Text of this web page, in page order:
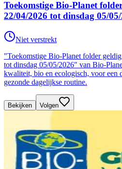
Toekomstige Bio-Planet
22/04/2026 tot dinsdag 05/
Niet verstrekt
"Toekomstige Bio-Planet folder
tot dinsdag 05/05/2026" van Bio-
kwaliteit, bio en ecologisch, voor een
gezonde dagelijkse routine.
Bekijken Volgen